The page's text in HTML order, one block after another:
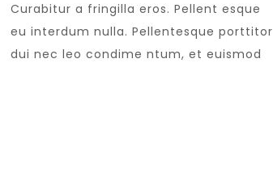
Curabitur a fringilla eros. Pellent esque
eu interdum nulla. Pellentesque porttitor
dui nec leo condime ntum, et euismod